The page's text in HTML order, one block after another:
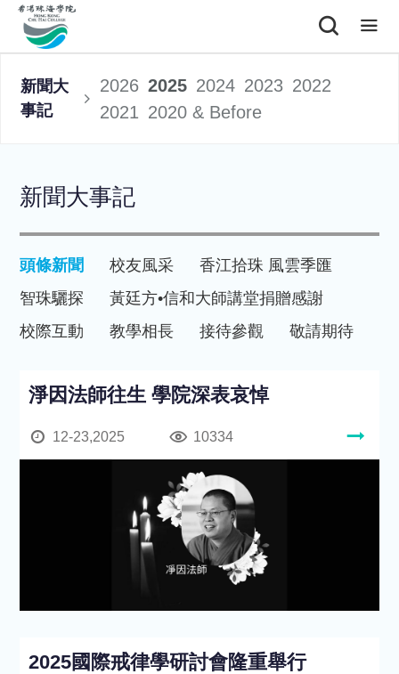
新聞大
事記
2026 2025 2024 2023 2022
2021 2020 & Before
新聞大事記
頭條新聞 校友風采
香江拾珠 風雲季匯
智珠驪探
黃廷方•信和大師講堂捐贈感謝
校際互動
教學相長 接待參觀 敬請期待
淨因法師往生 學院深表哀悼
12-23,2025 10334
2025國際戒律學研討會隆重舉行